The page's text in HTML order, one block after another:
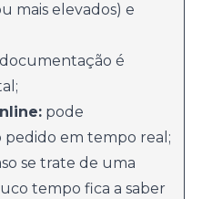
mais elevados) e
é
pode
pedido em tempo real;
se trate de uma
tempo fica a saber